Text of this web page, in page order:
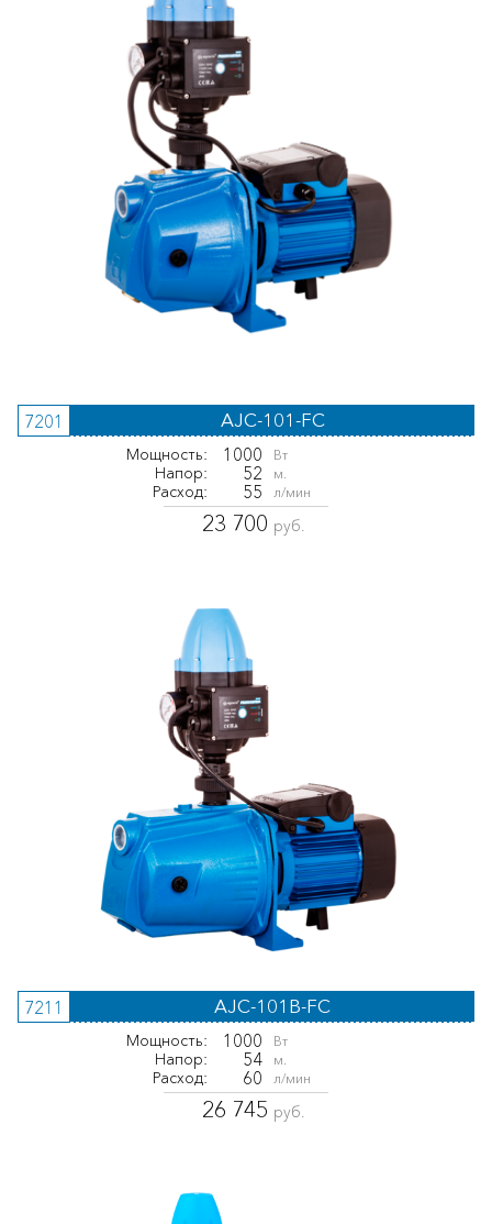
7201 AJC-101-FC
Мощность: 1000 Вт
Напор: 52 м.
Расход: 55 л/мин
23 700 руб.
7211 AJC-101B-FС
Мощность: 1000 Вт
Напор: 54 м.
Расход: 60 л/мин
26 745 руб.